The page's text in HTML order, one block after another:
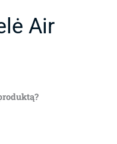
Air